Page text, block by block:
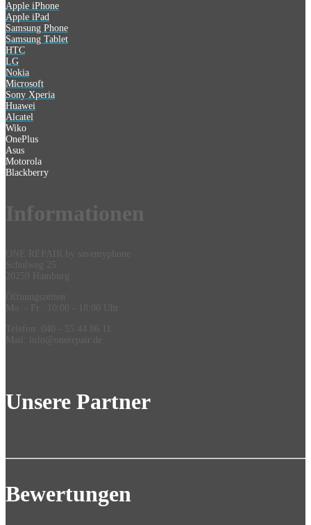
Apple iPhone
Apple iPad
Samsung Phone
Samsung Tablet
HTC
LG
Nokia
Microsoft
Sony Xperia
Huawei
Alcatel
Wiko
OnePlus
Asus
Motorola
Blackberry
Information en
ONE REPAIR by savemyphone
Schulweg 25
Unsere Partner
Bewertungen